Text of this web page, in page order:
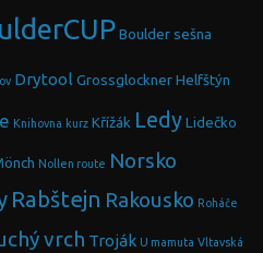
Boulder sešna
Drytool Grossglockner Helfštýn
Knihovna kurz Křížák Ledy Lidečko
Nollen route Norsko
Rabštejn Rakousko Roháče
vrch Troják U mamuta Vltavská